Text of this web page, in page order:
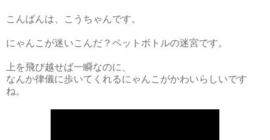
こんばんは、こうちゃんです。
にゃんこが迷いこんだ？ペットボトルの迷宮です。
上を飛び越せば一瞬なのに、
なんか律儀に歩いてくれるにゃんこがかわいらしいです
ね。